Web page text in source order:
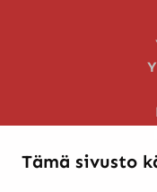
Tämä sivusto